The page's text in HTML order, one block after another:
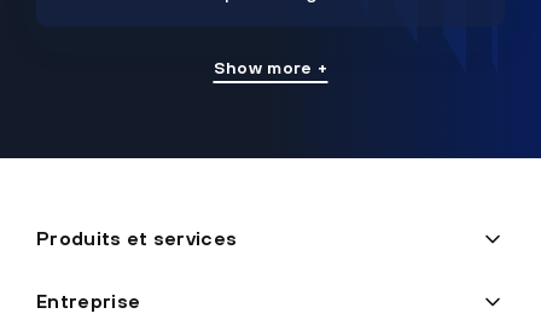
Show more +
Produits et services
Entreprise